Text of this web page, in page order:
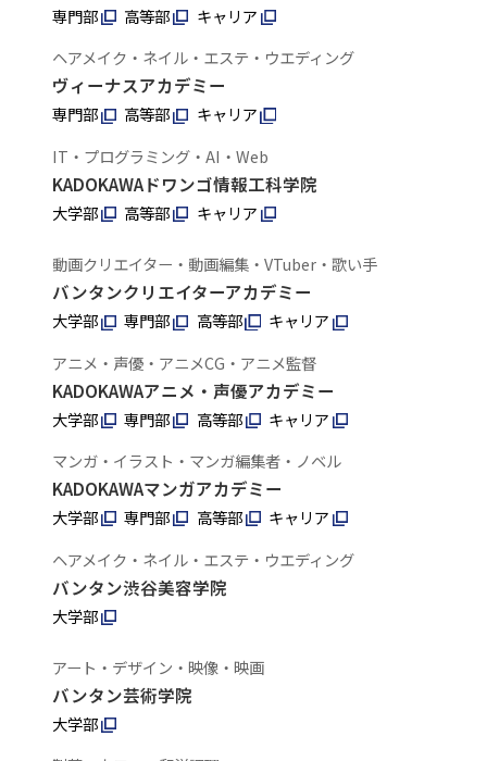
専門部 高等部
キャリア
ヘアメイク・ネイル・エステ・ウエディング
ヴィーナスアカデミー
専門部 高等部
キャリア
IT・プログラミング・AI・Web
KADOKAWAドワンゴ情報工科学院
大学部 高等部 キャリア
動画クリエイター・動画編集・VTuber・歌い手
バンタンクリエイターアカデミー
大学部 専門部 高等部
キャリア
アニメ・声優・アニメCG・アニメ監督
KADOKAWAアニメ・声優アカデミー
大学部 専門部 高等部
キャリア
マンガ・イラスト・マンガ編集者・ノベル
KADOKAWAマンガアカデミー
大学部 専門部 高等部
キャリア
ヘアメイク・ネイル・エステ・ウエディング
バンタン渋谷美容学院
大学部
アート・デザイン・映像・映画
バンタン芸術学院
大学部